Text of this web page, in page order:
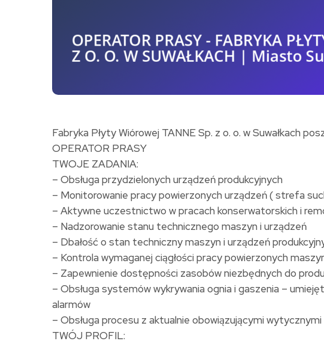
Fabryka Płyty Wiórowej TANNE Sp. z o. o. w Suwałkach
OPERATOR PRASY
TWOJE ZADANIA:
– Obsługa przydzielonych urządzeń produkcyjnych
– Monitorowanie pracy powierzonych urządzeń ( strefa
– Aktywne uczestnictwo w pracach konserwatorskich i
– Nadzorowanie stanu technicznego maszyn i urządzeń
– Dbałość o stan techniczny maszyn i urządzeń
– Kontrola wymaganej ciągłości pracy powierzonych
– Zapewnienie dostępności zasobów niezbędnych do
– Obsługa systemów wykrywania ognia i gaszenia –
alarmów
– Obsługa procesu z aktualnie obowiązującymi
TWÓJ PROFIL: